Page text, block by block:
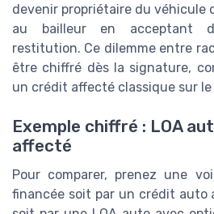
devenir propriétaire du véhicule
au bailleur en acceptant
restitution. Ce dilemme entre
être chiffré dès la signature,
un crédit affecté classique sur le
Exemple chiffré : LOA
affecté
Pour comparer, prenez une
financée soit par un crédit auto